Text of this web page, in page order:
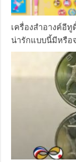
เครื่องสำอางค์อีทู
น่ารักแบบนี้มีหรือ